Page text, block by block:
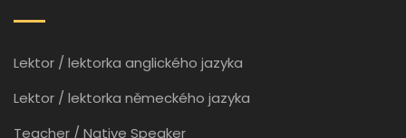
Lektor / lektorka anglického jazyka
Lektor / lektorka německého jazyka
Teacher / Native Speaker